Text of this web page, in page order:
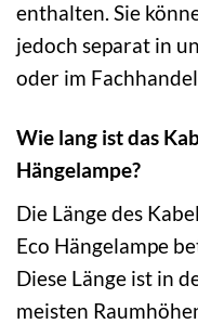
enthalten. Sie
jedoch separat in
oder im
Wie lang ist das
Hängelampe?
Die Länge des
Eco Hängelampe
Diese Länge ist in
meisten